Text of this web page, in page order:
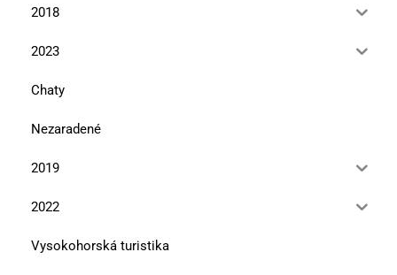
2018
2023
Chaty
Nezaradené
2019
2022
Vysokohorská turistika